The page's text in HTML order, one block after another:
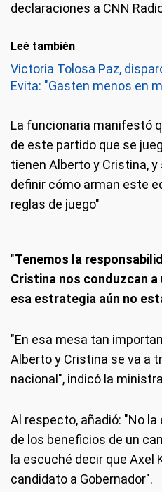
declaraciones a CNN
Leé también
Victoria Tolosa Paz,
Evita: "Gasten menos en
La funcionaria manifestó
de este partido que se
tienen Alberto y Cristina,
definir cómo arman este
reglas de juego"
"Tenemos la
Cristina nos conduzcan
esa estrategia aún no
"En esa mesa tan
Alberto y Cristina se va a
nacional", indicó la
Al respecto, añadió: "No
de los beneficios de un
la escuché decir que Axel
candidato a Gobernador".